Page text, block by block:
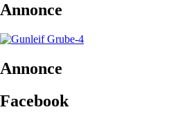
Annonce
Annonce
Facebook